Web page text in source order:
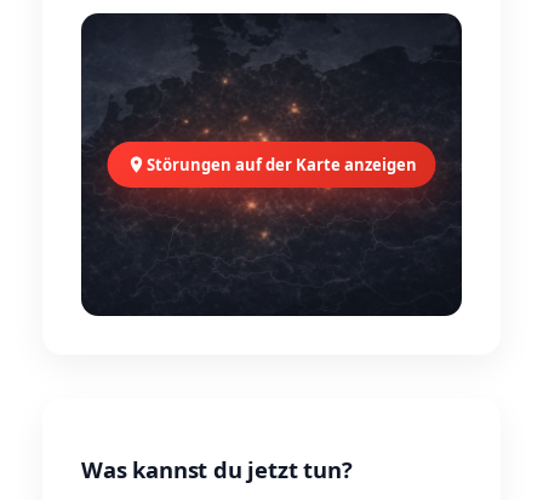
Störungen auf der Karte anzeigen
Was kannst du jetzt tun?